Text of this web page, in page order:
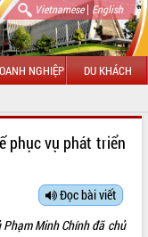
Vietnamese| English
NGHIỆP DU KHÁCH
phục vụ phát triển
Đọc bài viết
Minh Chính đã chủ